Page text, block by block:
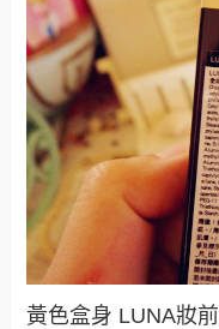
黃色盒身 LUNA妝